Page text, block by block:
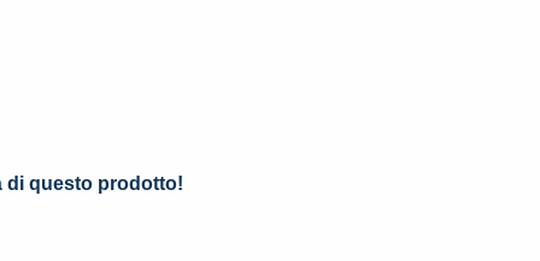
di questo prodotto!